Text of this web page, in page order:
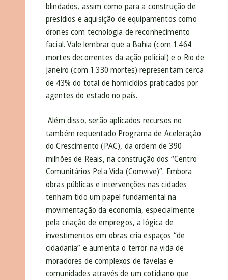
blindados, assim como para a construção de
presídios e aquisição de equipamentos como
drones com tecnologia de reconhecimento
facial. Vale lembrar quea Bahia (com 1.464
mortes decorrentes da ação policial) e o Rio de
Janeiro (com 1.330 mortes) representam cerca
de 43% do total de homicídios praticados por
agentes do estado no país.
Além disso, serão aplicados recursos no
também requentado Programa de Aceleração
do Crescimento (PAC), da ordem de 390
milhões de Reais, na construção dos “Centro
Comunitários Pela Vida (Comvive)”. Embora
obras públicas e intervenções nas cidades
tenham tido um papel fundamental na
movimentação da economia, especialmente
pela criação de empregos, a lógica de
investimentos em obras cria espaços “de
cidadania” e aumenta o terror na vida de
moradores de complexos de favelas e
comunidades através de um cotidiano que